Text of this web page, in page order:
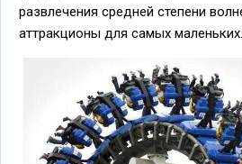
развлечения средней степени
аттракционы для самых маленьких.